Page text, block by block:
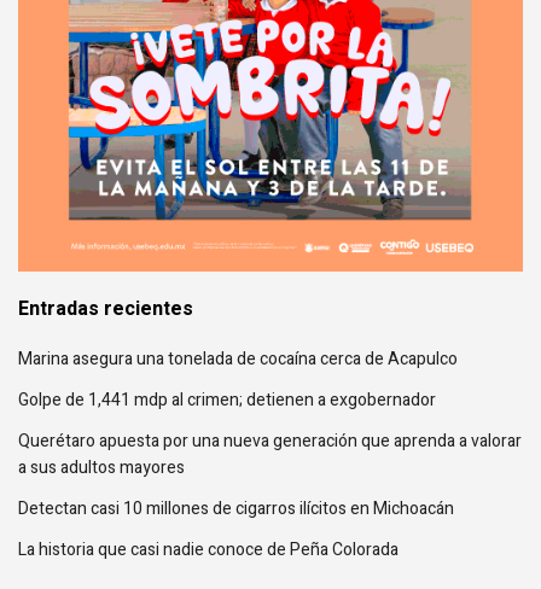
Entradas recientes
Marina asegura una tonelada de cocaína cerca de Acapulco
Golpe de 1,441 mdp al crimen; detienen a exgobernador
Querétaro apuesta por una nueva generación que aprenda a valorar
a sus adultos mayores
Detectan casi 10 millones de cigarros ilícitos en Michoacán
La historia que casi nadie conoce de Peña Colorada